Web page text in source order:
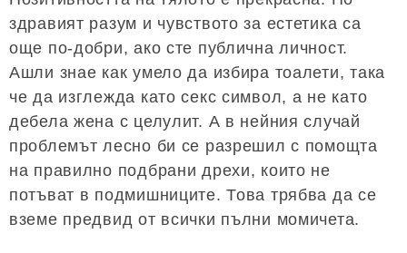
здравият разум и чувството за естетика са
още по-добри, ако сте публична личност.
Ашли знае как умело да избира тоалети, така
че да изглежда като секс символ, а не като
дебела жена с целулит. А в нейния случай
проблемът лесно би се разрешил с помощта
на правилно подбрани дрехи, които не
потъват в подмишниците. Това трябва да се
вземе предвид от всички пълни момичета.